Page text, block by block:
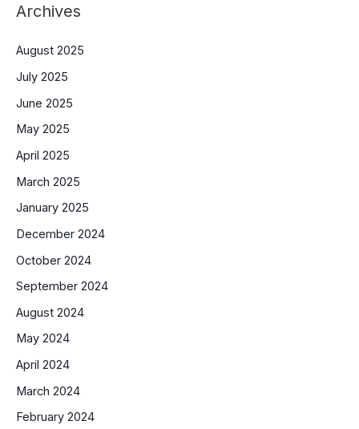
Archives
August 2025
July 2025
June 2025
May 2025
April 2025
March 2025
January 2025
December 2024
October 2024
September 2024
August 2024
May 2024
April 2024
March 2024
February 2024